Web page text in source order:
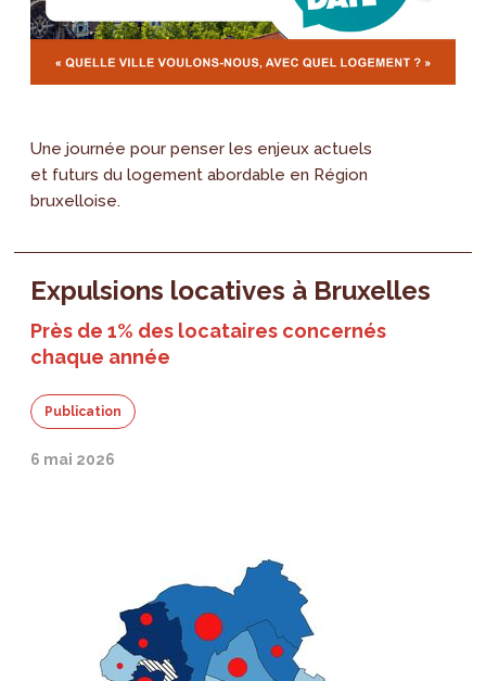
Une journée pour penser les enjeux actuels
et futurs du logement abordable en Région
bruxelloise.
Expulsions locatives à Bruxelles
Près de 1% des locataires concernés
chaque année
Publication
6 mai 2026